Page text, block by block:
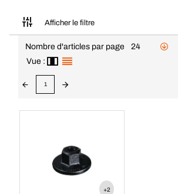
Afficher le filtre
Nombre d'articles par page
24
Vue :
1
+2